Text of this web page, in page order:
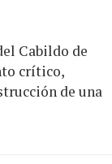
Cabildo de
crítico,
de una